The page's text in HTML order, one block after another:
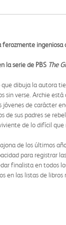
la serie de PBS The
dibuja la autora
verse. Archie
de carácter
de sus padres se
de lo difícil
de los últimos
para registrar
finalista en todos
en las listas de